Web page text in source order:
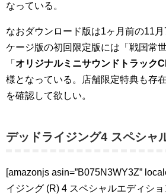
なっている。
なおダウンロード版は1ヶ月前の11
ケージ版の初回限定版には「戦国常
「 オリジナルミニサウンドトラック
様となっている。店舗限定特典も存
を確認して欲しい。
デッドライジング4 スペシャ
[amazonjs asin=”B075N3WY3Z”
イジング (R) 4 スペシャルエディシ